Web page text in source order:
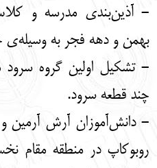
بهمن و دهه فجر به وسیله‌ی
- تشکیل اولین گروه سرود
چند قطعه سرود.
- دانش‌آموزان آرش آرمین و
روبوکاپ در منطقه مقام